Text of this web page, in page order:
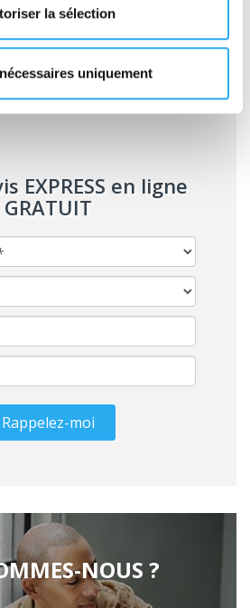
la sélection
uniquement
produits, la satisfaction de vos
EXPRESS en ligne
GRATUIT
Rappelez-moi
NOUS ?